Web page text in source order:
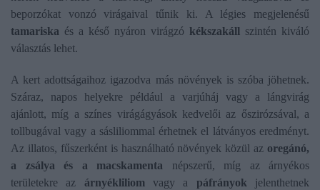
beporzókat vonzó virágaival tűnik ki. A légies megjelenésű
tamariska és a késő nyáron virágzó kékszakáll szintén kiváló
választás lehet.
A kert adottságaihoz igazodva más növények is szóba jöhetnek.
Száraz, napos helyekre például a varjúháj vagy a lángvirág
ajánlott, míg a színes virágágyások kedvelői az őszirózsával, a
tollbugával vagy a sásliliommal érhetnek el látványos eredményt.
Az illatos, fűszerként is használható növények közül az oregánó,
a zsálya és a macskamenta népszerű, míg az árnyékos
területekre az árnyékliliomvagy a páfrányok jelenthetnek